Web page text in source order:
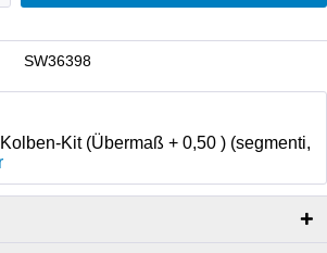
SW36398
Kit (Übermaß + 0,50 ) (segmenti,